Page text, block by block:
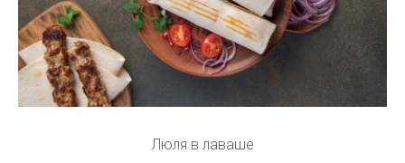
Люля в лаваше